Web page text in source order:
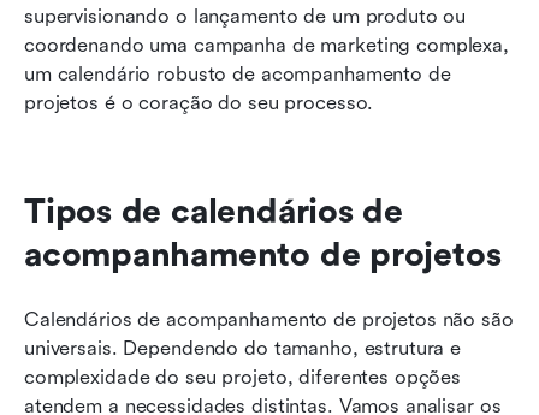
supervisionando o lançamento de um produto ou
coordenando uma campanha de marketing complexa,
um calendário robusto de acompanhamento de
projetos é o coração do seu processo.
Tipos de calendários de
acompanhamento de projetos
Calendários de acompanhamento de projetos não são
universais. Dependendo do tamanho, estrutura e
complexidade do seu projeto, diferentes opções
atendem a necessidades distintas. Vamos analisar os